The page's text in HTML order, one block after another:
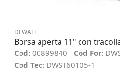
DEWALT
Borsa aperta 11" con
Cod: 00899840 Cod For:
Cod Tec: DWST60105-1